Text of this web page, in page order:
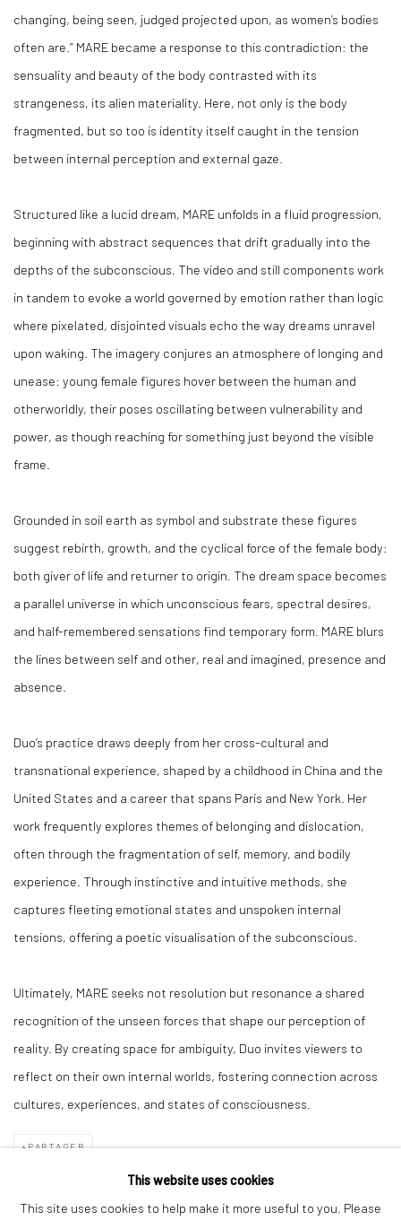
changing, being seen, judged projected upon, as women’s bodies
often are.” MARE became a response to this contradiction: the
sensuality and beauty of the body contrasted with its
strangeness, its alien materiality. Here, not only is the body
fragmented, but so too is identity itself caught in the tension
between internal perception and external gaze.
Structured like a lucid dream, MARE unfolds in a fluid progression,
beginning with abstract sequences that drift gradually into the
depths of the subconscious. The video and still components work
in tandem to evoke a world governed by emotion rather than logic
where pixelated, disjointed visuals echo the way dreams unravel
upon waking. The imagery conjures an atmosphere of longing and
unease: young female figures hover between the human and
otherworldly, their poses oscillating between vulnerability and
power, as though reaching for something just beyond the visible
frame.
Grounded in soil earth as symbol and substrate these figures
suggest rebirth, growth, and the cyclical force of the female body:
both giver of life and returner to origin. The dream space becomes
a parallel universe in which unconscious fears, spectral desires,
and half-remembered sensations find temporary form. MARE blurs
the lines between self and other, real and imagined, presence and
absence.
Duo’s practice draws deeply from her cross-cultural and
transnational experience, shaped by a childhood in China and the
United States and a career that spans Paris and New York. Her
work frequently explores themes of belonging and dislocation,
often through the fragmentation of self, memory, and bodily
experience. Through instinctive and intuitive methods, she
captures fleeting emotional states and unspoken internal
tensions, offering a poetic visualisation of the subconscious.
Ultimately, MARE seeks not resolution but resonance a shared
recognition of the unseen forces that shape our perception of
reality. By creating space for ambiguity, Duo invites viewers to
reflect on their own internal worlds, fostering connection across
cultures, experiences, and states of consciousness.
PARTAGER
This website uses cookies
This site uses cookies to help make it more useful to you. Please